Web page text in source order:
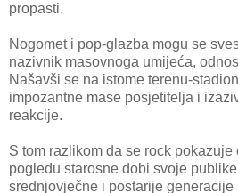
propasti.
Nogomet i pop-glazba mogu se
nazivnik masovnoga umijeća,
Našavši se na istome terenu-
impozantne mase posjetitelja i
reakcije.
S tom razlikom da se rock
pogledu starosne dobi svoje
srednjovječne i postarije